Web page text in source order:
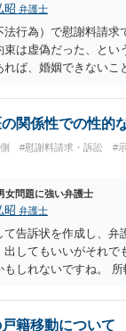
昭 弁護士
法行為）で慰謝料請
束は虚偽だった、と
れば、婚姻できない
関係性での性的
#慰謝料請求・訴訟 #
女問題に強い弁護士
昭 弁護士
て告訴状を作成し、
出してもいいがそれ
もしれないですね。
りの「刑事に強い」
籍移動について